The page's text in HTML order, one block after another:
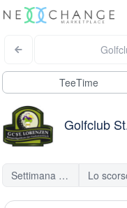
TeeTime
Golfclub
Settimana scorsa